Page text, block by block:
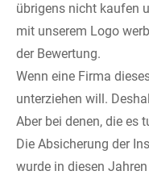
übrigens nicht kaufen
mit unserem Logo
der Bewertung.
Wenn eine Firma
unterziehen will.
Aber bei denen, die es
Die Absicherung der
wurde in diesen